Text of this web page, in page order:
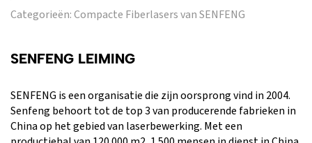
Categorieën:Compacte Fiberlasers van SENFENG
SENFENG LEIMING
SENFENG is een organisatie die zijn oorsprong vind in 2004.
Senfeng behoort tot de top 3 van producerende fabrieken in
China op het gebied van laserbewerking. Met een